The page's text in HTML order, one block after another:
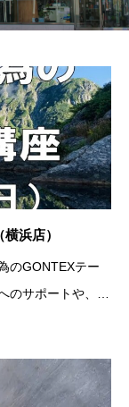
浜店）
のGONTEXテー
のサポートや、ト